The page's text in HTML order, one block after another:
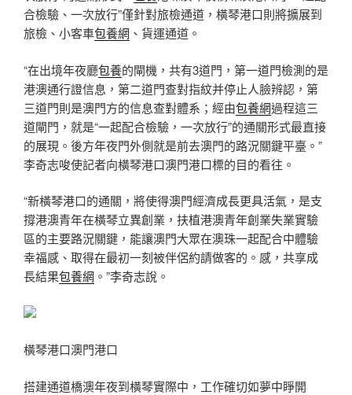
合檢驗、一次放行”僅針對旅檢通道，橫琴港口則將擴展到
旅檢、小客車包養網 、貨運通道。
“在出境年夜廳包養的閘機，共有3道門，第一道門檢測的是
港澳通行證信息，第二道門查對指紋并停止人臉辨認，第
三道門則是澳門方的信息查對體系；經由包養網過程這三
道閘門，就是“一起配合檢驗，一次放行”的通關形式最直接
的展現。後方年夜門外側就是前去澳門的路況關鍵平臺。”
李奇志唆使記者向橫琴港口澳門港口標的目的看往。
“新橫琴港口的通關，將使得澳門經濟成長更具活氣，是支
撐港澳青年在橫琴立異創業，扶植港澳青年創業失業實驗
區的主要路況關鍵，能讓澳門大眾在澳珠一起配合中體驗
幸福感、取得在最初一刻被伴侶約請做客的。感，共享成
長結果包養網 。”李奇志說。
橫琴港口澳門港口
搭建通道橋澳年夜到橫琴實際中，工作確切如夢中睜開